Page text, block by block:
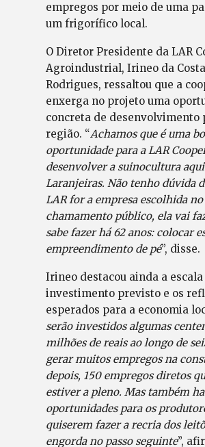
empregos por meio de uma
um frigorífico local.
O Diretor Presidente da LAR
Agroindustrial, Irineo da Costa
Rodrigues, ressaltou que a
enxerga no projeto uma
concreta de desenvolvimento
região. “Achamos que é uma
oportunidade para a LAR
desenvolver a suinocultura
Laranjeiras. Não tenho dúvida
LAR for a empresa escolhida no
chamamento público, ela vai
sabe fazer há 62 anos: colocar
empreendimento de pé”, disse.
Irineo destacou ainda a escala
investimento previsto e os
esperados para a economia
serão investidos algumas
milhões de reais ao longo de
gerar muitos empregos na
depois, 150 empregos diretos
estiver a pleno. Mas também
oportunidades para os
quiserem fazer a recria dos
engorda no passo seguinte”,